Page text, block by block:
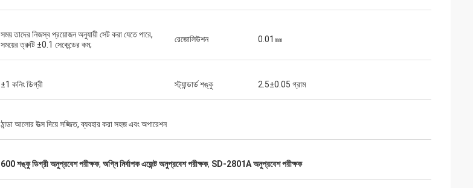
সময় তাদের নিজস্ব প্রয়োজন অনুযায়ী সেট করা যেতে পারে,
সময়ের ত্রুটি ±0.1 সেকেন্ডের কম;
রেজোলিউশন 0.01㎜
±1 কনিং ডিগ্রী স্ট্যান্ডার্ড শঙ্কু 2.5±0.05 গ্রাম
ঠান্ডা আলোর উত্স দিয়ে সজ্জিত, ব্যবহার করা সহজ এবং অপারেশন
600 শঙ্কু ডিগ্রী অনুপ্রবেশ পরীক্ষক, অগ্নি নির্বাপক এজেন্ট অনুপ্রবেশ পরীক্ষক, SD-2801A অনুপ্রবেশ পরীক্ষক